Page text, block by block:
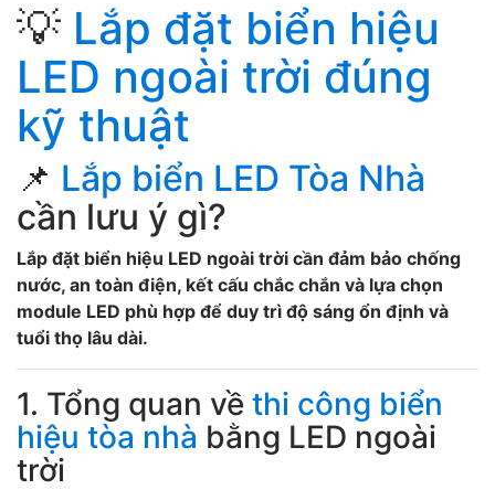
💡 Lắp đặt biển hiệu
LED ngoài trời đúng
kỹ thuật
📌 Lắp biển LED Tòa Nhà
cần lưu ý gì?
Lắp đặt biển hiệu LED ngoài trời cần đảm bảo chống
nước, an toàn điện, kết cấu chắc chắn và lựa chọn
module LED phù hợp để duy trì độ sáng ổn định và
tuổi thọ lâu dài.
1. Tổng quan về thi công biển
hiệu tòa nhà bằng LED ngoài
trời